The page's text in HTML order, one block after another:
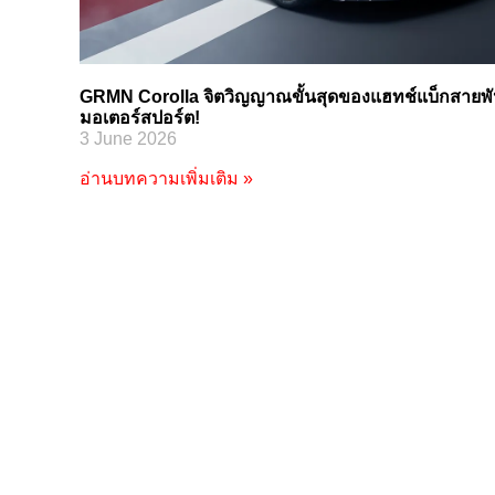
GRMN Corolla จิตวิญญาณขั้นสุดของแฮทช์แบ็กสาย
มอเตอร์สปอร์ต!
3 June 2026
อ่านบทความเพิ่มเติม »